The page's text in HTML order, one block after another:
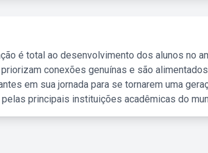
é total ao desenvolvimento dos alunos no
conexões genuínas e são
em sua jornada para se tornarem uma
principais instituições acadêmicas do